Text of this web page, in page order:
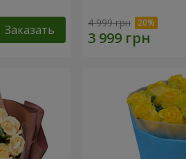
Заказать 4 999 грн